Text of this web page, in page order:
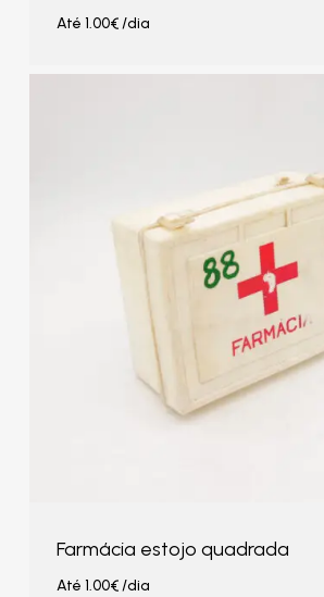
Até 1.00€/dia
Farmácia estojo quadrada
Até 1.00€/dia